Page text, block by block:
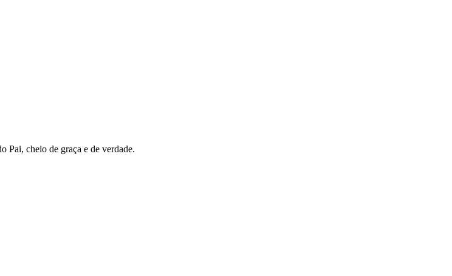
Pai, cheio de graça e de verdade.